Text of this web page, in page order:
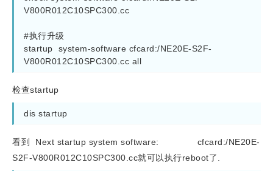
V800R012C10SPC300.cc
#执行升级
startup  system-software cfcard:/NE20E-S2F-
V800R012C10SPC300.cc all
检查startup
dis startup
看到 Next startup system software: cfcard:/NE20E-
S2F-V800R012C10SPC300.cc就可以执行reboot了.